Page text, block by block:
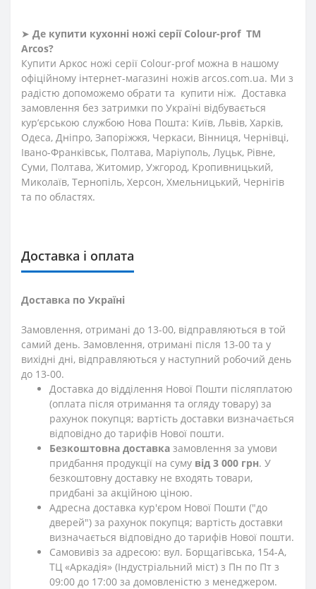
➤ Де купити кухонні ножі серії Сolour-prof ТМ
Arcos?
Купити Аркос ножі серії Сolour-prof можна в нашому
офіційному інтернет-магазині ножів arcos.com.ua. Ми з
радістю допоможемо обрати та купити ніж. Доставка
замовлення без затримки по Україні відбувається
кур’єрською службою Нова Пошта: Київ, Львів, Харків,
Одеса, Дніпро, Запоріжжя, Черкаси, Вінниця, Чернівці,
Івано-Франківськ, Полтава, Маріуполь, Луцьк, Рівне,
Суми, Полтава, Житомир, Ужгород, Кропивницький,
Миколаїв, Тернопіль, Херсон, Хмельницький, Чернігів
та по областях.
Доставка і оплата
Доставка по Україні
Замовлення, отримані до 13-00, відправляються в той
самий день. Замовлення, отримані після 13-00 та у
вихідні дні, відправляються у наступний робочий день
до 13-00.
Доставка до відділення Нової Пошти післяплатою
(оплата після отримання та огляду товару) за
рахунок покупця; вартість доставки визначається
відповідно до тарифів Нової пошти.
Безкоштовна доставка замовлення за умови
придбання продукції на суму від 3 000 грн. У
безкоштовну доставку не входять товари,
придбані за акційною ціною.
Адресна доставка кур'єром Нової Пошти ("до
дверей") за рахунок покупця; вартість доставки
визначається відповідно до тарифів Нової пошти.
Самовивіз за адресою: вул. Борщагівська, 154-А,
ТЦ «Аркадія» (Індустріальний міст) з Пн по Пт з
09:00 до 17:00 за домовленістю з менеджером.